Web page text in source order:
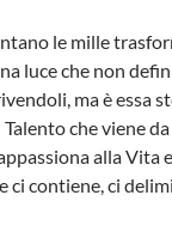
le mille
luce che non
ma è essa
che viene
alla Vita
ci contiene, ci